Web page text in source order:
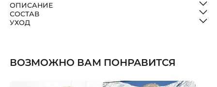
ОПИСАНИЕ
СОСТАВ
УХОД
ВОЗМОЖНО ВАМ ПОНРАВИТСЯ